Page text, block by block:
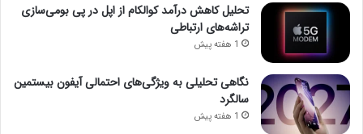
تحلیل کاهش درآمد کوالکام از اپل در پی بومی‌سازی
تراشه‌های ارتباطی
1 هفته پیش
نگاهی تحلیلی به ویژگی‌های احتمالی آیفون بیستمین
سالگرد
1 هفته پیش